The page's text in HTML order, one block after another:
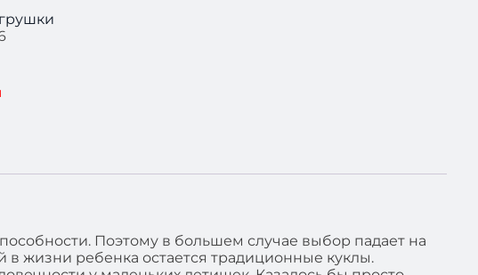
Поэтому в большем случае выбор падает на
жизни ребенка остается традиционные куклы.